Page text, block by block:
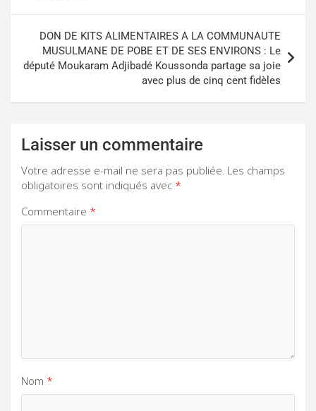
DON DE KITS ALIMENTAIRES A LA COMMUNAUTE
MUSULMANE DE POBE ET DE SES ENVIRONS : Le
député Moukaram Adjibadé Koussonda partage sa joie
avec plus de cinq cent fidèles
Laisser un commentaire
Votre adresse e-mail ne sera pas publiée. Les champs
obligatoires sont indiqués avec *
Commentaire *
Nom *